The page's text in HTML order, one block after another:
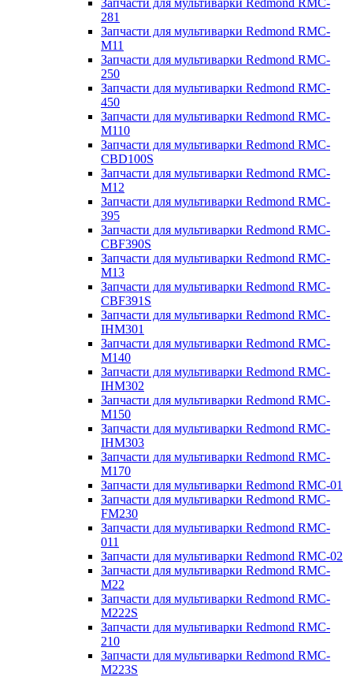
Запчасти для мультиварки Redmond RMC-
281
Запчасти для мультиварки Redmond RMC-
M11
Запчасти для мультиварки Redmond RMC-
250
Запчасти для мультиварки Redmond RMC-
450
Запчасти для мультиварки Redmond RMC-
M110
Запчасти для мультиварки Redmond RMC-
CBD100S
Запчасти для мультиварки Redmond RMC-
M12
Запчасти для мультиварки Redmond RMC-
395
Запчасти для мультиварки Redmond RMC-
CBF390S
Запчасти для мультиварки Redmond RMC-
M13
Запчасти для мультиварки Redmond RMC-
CBF391S
Запчасти для мультиварки Redmond RMC-
IHM301
Запчасти для мультиварки Redmond RMC-
M140
Запчасти для мультиварки Redmond RMC-
IHM302
Запчасти для мультиварки Redmond RMC-
M150
Запчасти для мультиварки Redmond RMC-
IHM303
Запчасти для мультиварки Redmond RMC-
M170
Запчасти для мультиварки Redmond RMC-01
Запчасти для мультиварки Redmond RMC-
FM230
Запчасти для мультиварки Redmond RMC-
011
Запчасти для мультиварки Redmond RMC-02
Запчасти для мультиварки Redmond RMC-
M22
Запчасти для мультиварки Redmond RMC-
M222S
Запчасти для мультиварки Redmond RMC-
210
Запчасти для мультиварки Redmond RMC-
M223S